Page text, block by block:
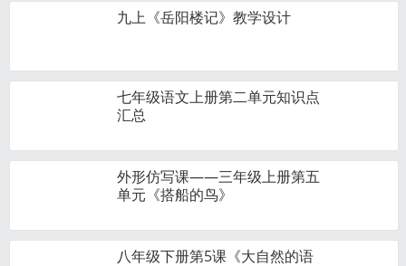
九上《岳阳楼记》教学设计
七年级语文上册第二单元知识点
汇总
外形仿写课——三年级上册第五
单元《搭船的鸟》
八年级下册第5课《大自然的语